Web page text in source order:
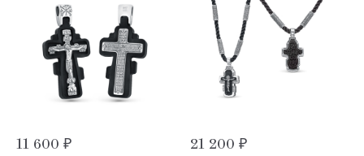
11 600 ₽ 21 200 ₽